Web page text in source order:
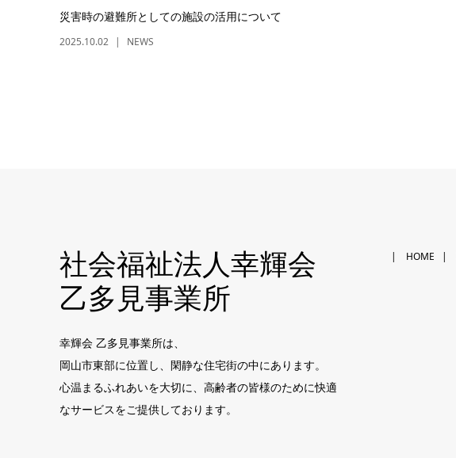
災害時の避難所としての施設の活用について
2025.10.02 NEWS
社会福祉法人幸輝会
乙多見事業所
幸輝会 乙多見事業所は、
岡山市東部に位置し、閑静な住宅街の中にあります。
心温まるふれあいを大切に、高齢者の皆様のために快適
なサービスをご提供しております。
HOME